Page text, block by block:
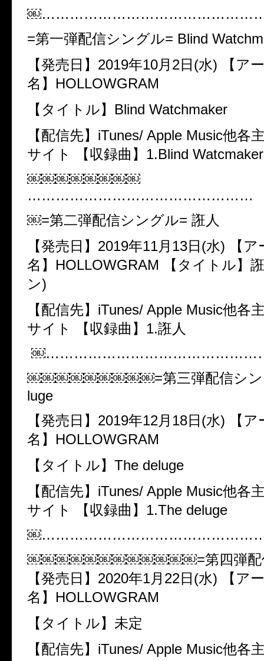
=第一弾配信シングル= ​Blind
【発売日】​2019年10月2日(水) 【ア
名】​HOLLOWGRAM
【タイトル】​Blind Watchmaker
【配信先】​iTunes/ Apple Music他各
サイト 【収録曲】​1.Blind Watcmaker
￼￼￼￼￼￼￼￼
…………………………………………
￼=第二弾配信シングル= ​誑人
【発売日】​2019年11月13日(水) 【
名】​HOLLOWGRAM 【タイトル】​
ン)
【配信先】​iTunes/ Apple Music他各
サイト 【収録曲】​1.誑人
￼￼￼￼￼￼￼￼￼=第三弾配信シン
luge
【発売日】​2019年12月18日(水) 【
名】​HOLLOWGRAM
【タイトル】​The deluge
【配信先】​iTunes/ Apple Music他各
サイト 【収録曲】​1.​The deluge
￼￼￼￼￼￼￼￼￼￼￼￼=第四弾配信
【発売日】​2020年1月22日(水) 【ア
名】​HOLLOWGRAM
【タイトル】​未定
【配信先】​iTunes/ Apple Music他各